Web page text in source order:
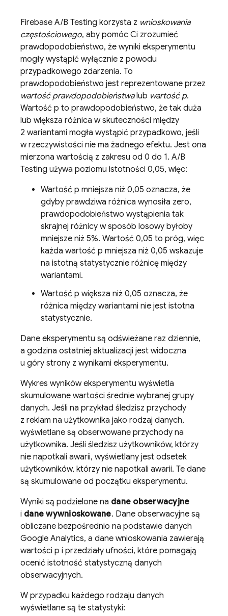
Firebase A/B Testing korzysta z wnioskowania
częstościowego, aby pomóc Ci zrozumieć
prawdopodobieństwo, że wyniki eksperymentu
mogły wystąpić wyłącznie z powodu
przypadkowego zdarzenia. To
prawdopodobieństwo jest reprezentowane przez
wartość prawdopodobieństwalub wartość p.
Wartość p to prawdopodobieństwo, że tak duża
lub większa różnica w skuteczności między
2 wariantami mogła wystąpić przypadkowo, jeśli
w rzeczywistości nie ma żadnego efektu. Jest ona
mierzona wartością z zakresu od 0 do 1. A/B
Testing używa poziomu istotności 0,05, więc:
Wartość p mniejsza niż 0,05 oznacza, że
gdyby prawdziwa różnica wynosiła zero,
prawdopodobieństwo wystąpienia tak
skrajnej różnicy w sposób losowy byłoby
mniejsze niż 5%. Wartość 0,05 to próg, więc
każda wartość p mniejsza niż 0,05 wskazuje
na istotną statystycznie różnicę między
wariantami.
Wartość p większa niż 0,05 oznacza, że
różnica między wariantami nie jest istotna
statystycznie.
Dane eksperymentu są odświeżane raz dziennie,
a godzina ostatniej aktualizacji jest widoczna
u góry strony z wynikami eksperymentu.
Wykres wyników eksperymentu wyświetla
skumulowane wartości średnie wybranej grupy
danych. Jeśli na przykład śledzisz przychody
z reklam na użytkownika jako rodzaj danych,
wyświetlane są obserwowane przychody na
użytkownika. Jeśli śledzisz użytkowników, którzy
nie napotkali awarii, wyświetlany jest odsetek
użytkowników, którzy nie napotkali awarii. Te dane
są skumulowane od początku eksperymentu.
Wyniki są podzielone na dane obserwacyjne
i dane wywnioskowane. Dane obserwacyjne są
obliczane bezpośrednio na podstawie danych
Google Analytics, a dane wnioskowania zawierają
wartości p i przedziały ufności, które pomagają
ocenić istotność statystyczną danych
obserwacyjnych.
W przypadku każdego rodzaju danych
wyświetlane są te statystyki: